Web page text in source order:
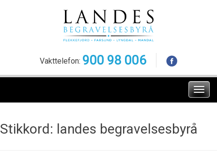
Vakttelefon: 900 98 006
Meny
Stikkord: landes begravelsesbyrå